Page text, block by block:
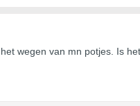
wegen van mn potjes. Is